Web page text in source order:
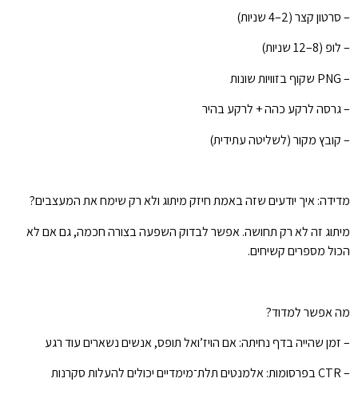
– סרטון קצר (2–4 שניות)
– לופ (8–12 שניות)
– PNG שקוף בזוויות שונות
– גרסה לרקע כהה + לרקע בהיר
– קובץ מקור (לשליטה עתידית)
מדידה: איך יודעים שזה באמת חיזק מיתוג ולא רק שימח את המעצבים?
מיתוג זה לא רק תחושה. אפשר לבדוק השפעה בצורה חכמה, גם אם לא
הכול מספרים קשיחים.
מה אפשר למדוד?
– זמן שהייה בדף נחיתה: אם הויז’ואל תופס, אנשים נשארים עוד רגע
– CTR בפרסומות: אלמנטים תלת־מימדיים יכולים להעלות סקרנות